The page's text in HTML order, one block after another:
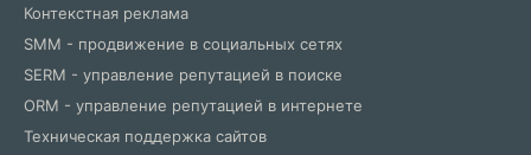
Контекстная реклама
SMM - продвижение в социальных сетях
SERM - управление репутацией в поиске
ORM - управление репутацией в интернете
Техническая поддержка сайтов